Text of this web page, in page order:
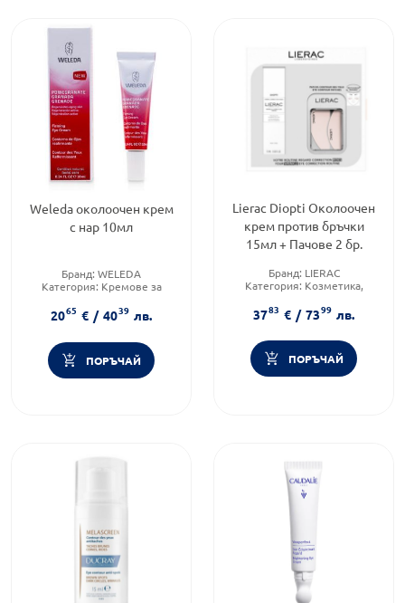
Weleda околоочен крем
с нар 10мл
Бранд: WELEDA
Категория: Кремове за
Тип козметика:Натурална
козметика
2065 € / 4039 лв.
ПОРЪЧАЙ
Lierac Diopti Околоочен
крем против бръчки
15мл + Пачове 2 бр.
Бранд: LIERAC
Категория: Козметика,
Форма на продукта:
комплект
3783 € / 7399 лв.
ПОРЪЧАЙ